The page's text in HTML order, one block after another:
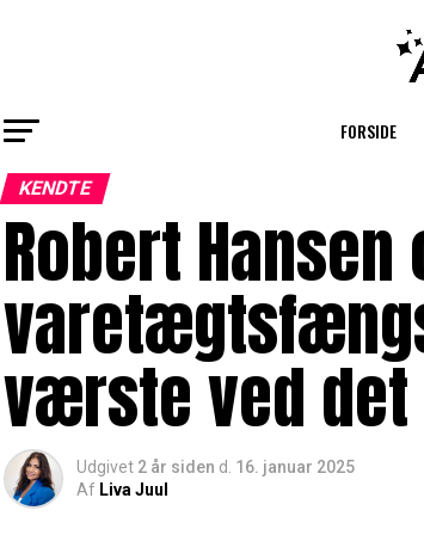
FORSIDE
KENDTE
Robert Hansen
værste ved
Udgivet 2 år siden d. 16. januar 2025
Af Liva Juul